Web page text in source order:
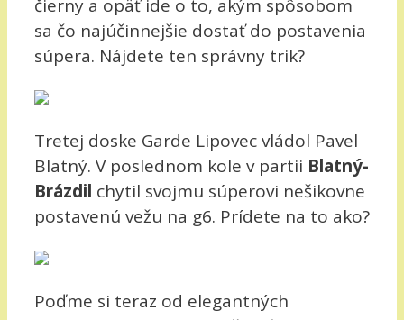
čierny a opäť ide o to, akým spôsobom
sa čo najúčinnejšie dostať do postavenia
súpera. Nájdete ten správny trik?
Tretej doske Garde Lipovec vládol Pavel
Blatný. V poslednom kole v partii Blatný-
Brázdil chytil svojmu súperovi nešikovne
postavenú vežu na g6. Prídete na to ako?
Poďme si teraz od elegantných